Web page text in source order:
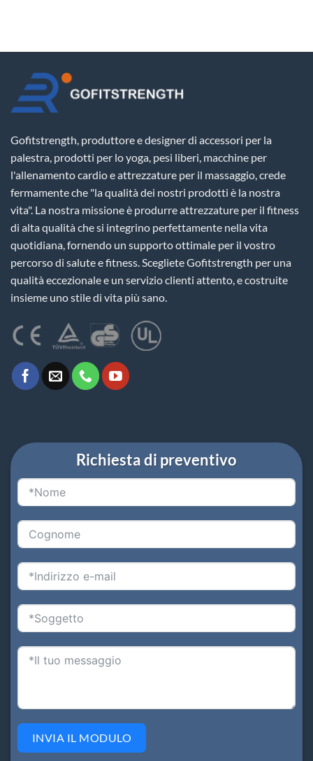
Gofitstrength, produttore e designer di accessori per la
palestra, prodotti per lo yoga, pesi liberi, macchine per
l'allenamento cardio e attrezzature per il massaggio, crede
fermamente che "la qualità dei nostri prodotti è la nostra
vita". La nostra missione è produrre attrezzature per il fitness
di alta qualità che si integrino perfettamente nella vita
quotidiana, fornendo un supporto ottimale per il vostro
percorso di salute e fitness. Scegliete Gofitstrength per una
qualità eccezionale e un servizio clienti attento, e costruite
insieme uno stile di vita più sano.
Richiesta di preventivo
INVIA IL MODULO